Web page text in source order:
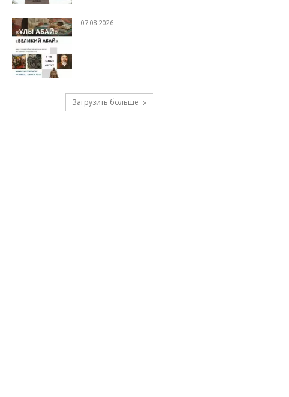
07.08.2026
Загрузить больше